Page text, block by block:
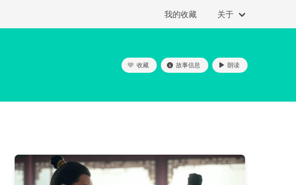
我的收藏 关于
收藏 故事信息 朗读